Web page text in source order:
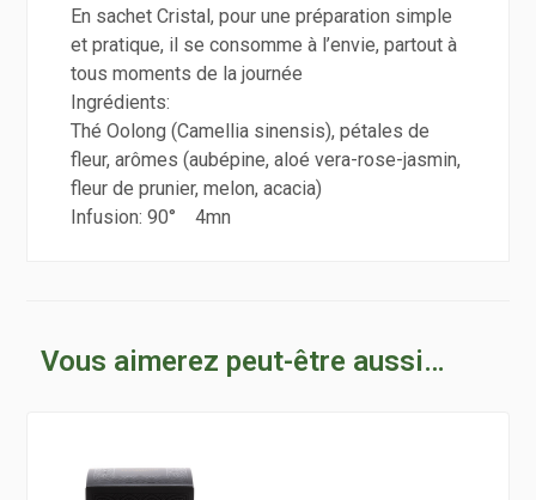
En sachet Cristal, pour une préparation simple
et pratique, il se consomme à l’envie, partout à
tous moments de la journée
Ingrédients:
Thé Oolong (Camellia sinensis), pétales de
fleur, arômes (aubépine, aloé vera-rose-jasmin,
fleur de prunier, melon, acacia)
Infusion: 90° 4mn
Vous aimerez peut-être aussi…